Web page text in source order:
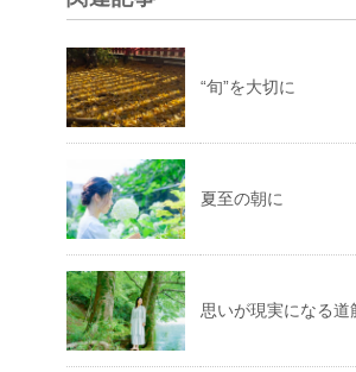
“旬”を大切に
夏至の朝に
思いが現実になる道